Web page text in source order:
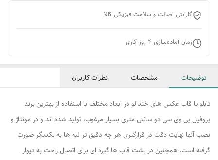
گارانتی اصالت و سلامت فیزیکی کالا
زمان آماده‌سازی 4 روز کاری
توضیحات مشخصات نظرات کاربران
تابلو یا قاب عکس های خندالو در ابعاد مختلف با استفاده از بهترین برند
پروفیل پی وی سی دو سانتی متری بسیار مرغوب، تولید شده اند و در مونتاژ و
نصب آنها نهایت دقت در قرارگیری هر چه دقیق تر لبه ها به یکدیگر صورت
گرفته است. همچنین در پشت قاب ها گیره ای برای اتصال راحت به دیوار